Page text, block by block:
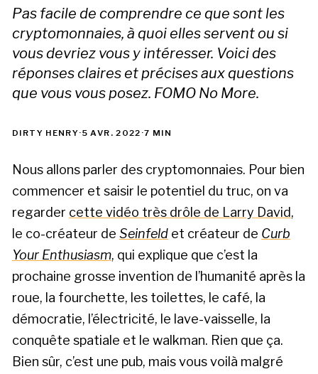
Pas facile de comprendre ce que sont les
cryptomonnaies, à quoi elles servent ou si
vous devriez vous y intéresser. Voici des
réponses claires et précises aux questions
que vous vous posez. FOMO No More.
DIRTY HENRY·5 AVR. 2022 ·7 MIN
Nous allons parler des cryptomonnaies. Pour bien
commencer et saisir le potentiel du truc, on va
regarder cette vidéo très drôle de Larry David,
le co-créateur de Seinfeld et créateur de Curb
Your Enthusiasm, qui explique que c’est la
prochaine grosse invention de l’humanité après la
roue, la fourchette, les toilettes, le café, la
démocratie, l’électricité, le lave-vaisselle, la
conquête spatiale et le walkman. Rien que ça.
Bien sûr, c’est une pub, mais vous voilà malgré